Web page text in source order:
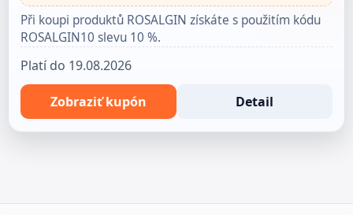
Při koupi produktů ROSALGIN získáte s použitím kódu
ROSALGIN10 slevu 10 %.
Platí do 19.08.2026
Zobraziť kupón Detail